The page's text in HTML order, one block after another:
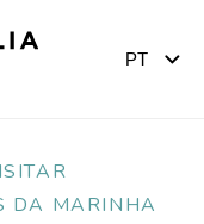
DA MARINHA